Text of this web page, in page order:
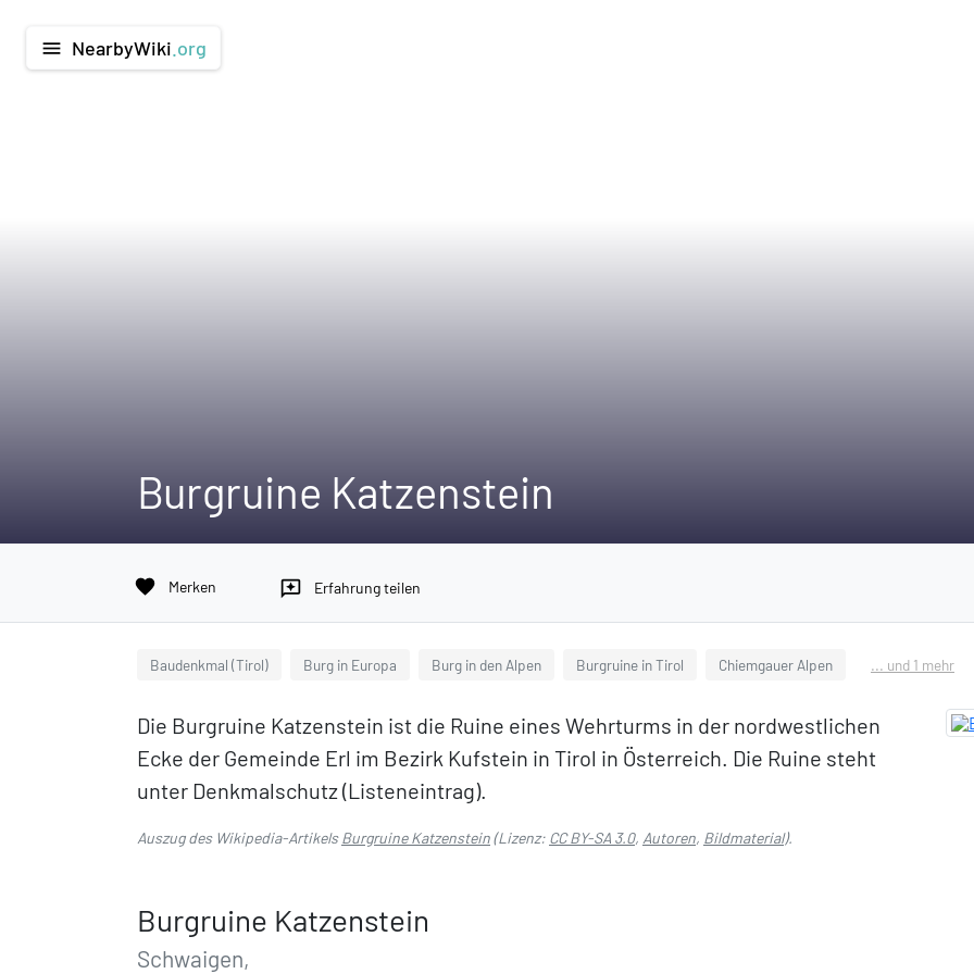
menu NearbyWiki .org
Burgruine Katzenstein
favorite Merken reviews Erfahrung teilen
Baudenkmal (Tirol) Burg in Europa Burg in den Alpen Burgruine in Tirol Chiemgauer Alpen ... und 1 mehr
Die Burgruine Katzenstein ist die Ruine eines Wehrturms in der nordwestlichen
Ecke der Gemeinde Erl im Bezirk Kufstein in Tirol in Österreich. Die Ruine steht
unter Denkmalschutz (Listeneintrag).
Auszug des Wikipedia-ArtikelsBurgruine Katzenstein(Lizenz: CC BY-SA 3.0, Autoren, Bildmaterial).
Burgruine Katzenstein
Schwaigen,